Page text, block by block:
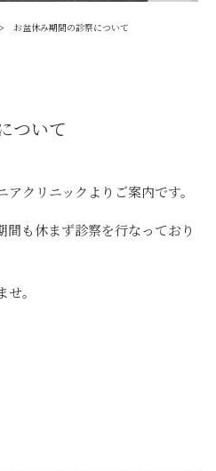
お盆休み期間の診察について
ついて
クリニックよりご案内です。
間も休まず診察を行なっており
。